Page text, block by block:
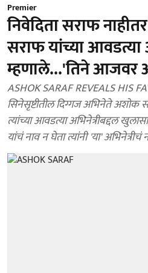
Premier
निवेदिता सराफ
सराफ यांच्या आवडत्या
म्हणाले...'तिने आजवर
ASHOK SARAF REVEALS HIS
सिनेसृष्टीतील दिग्गज अभिनेते अशोक
त्यांच्या आवडत्या अभिनेत्रीबद्दल
यांचं नाव न घेता त्यांनी 'या'